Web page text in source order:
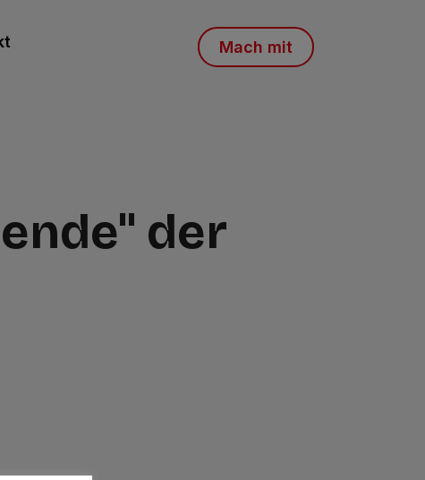
Mach mit
der